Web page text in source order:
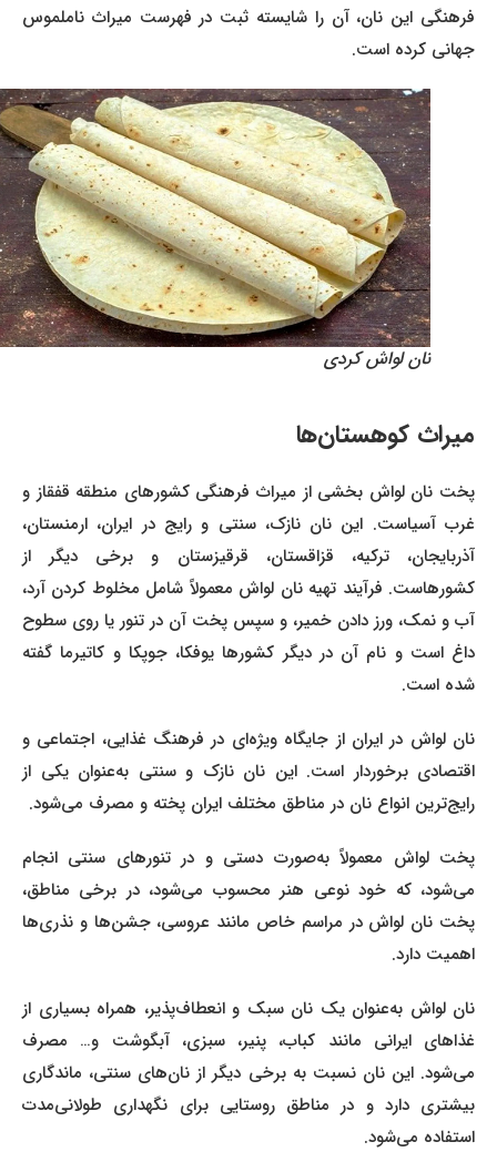
فرهنگی این نان، آن را شایسته ثبت در فهرست میراث ناملموس
جهانی کرده است.
نان لواش کردی
میراث کوهستان‌ها
پخت نان لواش بخشی از میراث فرهنگی کشورهای منطقه قفقاز و
غرب آسیاست. این نان نازک، سنتی و رایج در ایران، ارمنستان،
آذربایجان، ترکیه، قزاقستان، قرقیزستان و برخی دیگر از
کشورهاست. فرآیند تهیه نان لواش معمولاً شامل مخلوط کردن آرد،
آب و نمک، ورز دادن خمیر، و سپس پخت آن در تنور یا روی سطوح
داغ است و نام آن در دیگر کشورها یوفکا، جوپکا و کاتیرما گفته
شده است.
نان لواش در ایران از جایگاه ویژه‌ای در فرهنگ غذایی، اجتماعی و
اقتصادی برخوردار است. این نان نازک و سنتی به‌عنوان یکی از
رایج‌ترین انواع نان در مناطق مختلف ایران پخته و مصرف می‌شود.
پخت لواش معمولاً به‌صورت دستی و در تنورهای سنتی انجام
می‌شود، که خود نوعی هنر محسوب می‌شود، در برخی مناطق،
پخت نان لواش در مراسم خاص مانند عروسی، جشن‌ها و نذری‌ها
اهمیت دارد.
نان لواش به‌عنوان یک نان سبک و انعطاف‌پذیر، همراه بسیاری از
غذاهای ایرانی مانند کباب، پنیر، سبزی، آبگوشت و… مصرف
می‌شود. این نان نسبت به برخی دیگر از نان‌های سنتی، ماندگاری
بیشتری دارد و در مناطق روستایی برای نگهداری طولانی‌مدت
استفاده می‌شود.